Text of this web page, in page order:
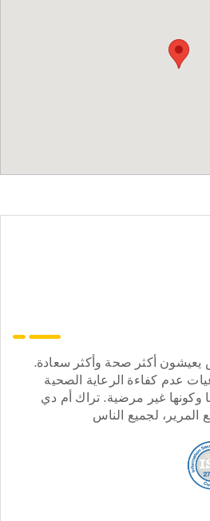
أكثر صحة وأكثر سعادة.
عدم كفاءة الرعاية الصحية
وكونها غير مرضية. تراك أم دي
لجميع الناس